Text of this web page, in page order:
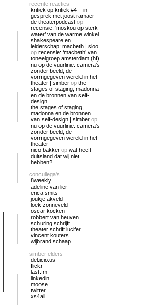
recente reacties
kritiek op kritiek #4 – in
gesprek met joost ramaer –
de theaterpodcast op
recensie: ‘moskou op sterk
water’ van de warme winkel
shakespeare en
leiderschap: macbeth | sioo
op recensie: ‘macbeth’ van
toneelgroep amsterdam (hf)
nu op de vuurlinie: camera’s
zonder beeld; de
vormgegeven wereld in het
theater | simber op the
stages of staging, madonna
en de bronnen van self-
design
the stages of staging,
madonna en de bronnen
van self-design | simber op
nu op de vuurlinie: camera’s
zonder beeld; de
vormgegeven wereld in het
theater
nico bakker op wat heeft
duitsland dat wij niet
hebben?
concullega's
8weekly
adeline van lier
erica smits
joukje akveld
loek zonneveld
oscar kocken
robbert van heuven
schuring schrijft
theater schrift lucifer
vincent kouters
wijbrand schaap
simber elders
del.icio.us
flickr
last.fm
linkedin
moose
twitter
xs4all